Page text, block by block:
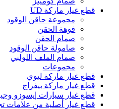
قطع غيار ماركة UD
مجموعة حاقن الوقود
فوهة الحقن
صمام الحقن
صامولة حاقن الوقود
صمام الملف اللولبي
مجموعات
قطع غيار ماركة ليوي
قطع غيار ماركة بيفراج
قطع غيار سيارات إيسوزو
قطع غيار أصلية من علامات